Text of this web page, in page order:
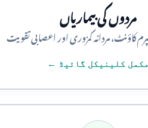
مردوں کی بیماریاں
کاؤنٹ، مردانہ کمزوری اور اعصابی تقویت
مکمل کلینیکل گائیڈ ←